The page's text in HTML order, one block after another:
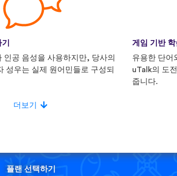
인공 음성을 사용하지만, 당사의
성우는 실제 원어민들로 구성되
게임 기반 학
유용한 단어
uTalk의 도
줍니다.
더보기
플랜 선택하기